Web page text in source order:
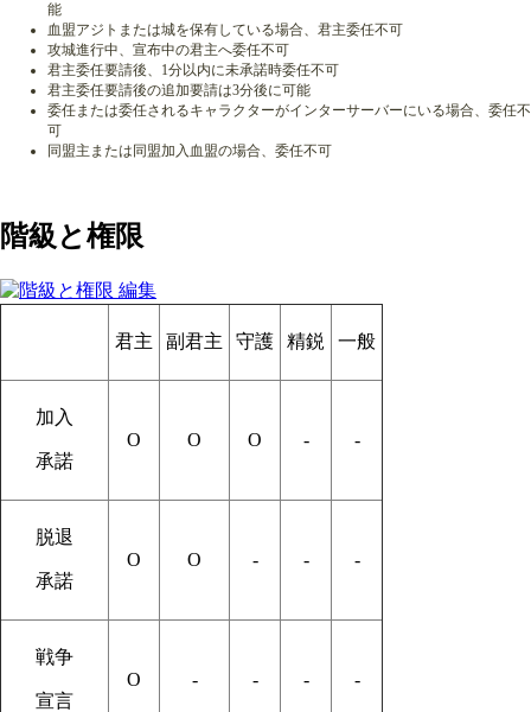
能
血盟アジトまたは城を保有している場合、君主委任不可
攻城進行中、宣布中の君主へ委任不可
君主委任要請後、1分以内に未承諾時委任不可
君主委任要請後の追加要請は3分後に可能
委任または委任されるキャラクターがインターサーバーにいる場合、委任不
可
同盟主または同盟加入血盟の場合、委任不可
階級と権限
君主 副君主 守護 精鋭 一般
加入
承諾
O O O - -
脱退
承諾
O O - - -
戦争
宣言
O - - - -